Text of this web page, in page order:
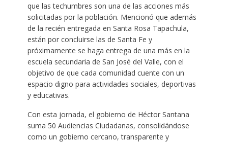
que las techumbres son una de las acciones más
solicitadas por la población. Mencionó que además
de la recién entregada en Santa Rosa Tapachula,
están por concluirse las de Santa Fe y
próximamente se haga entrega de una más en la
escuela secundaria de San José del Valle, con el
objetivo de que cada comunidad cuente con un
espacio digno para actividades sociales, deportivas
y educativas.
Con esta jornada, el gobierno de Héctor Santana
suma 50 Audiencias Ciudadanas, consolidándose
como un gobierno cercano, transparente y